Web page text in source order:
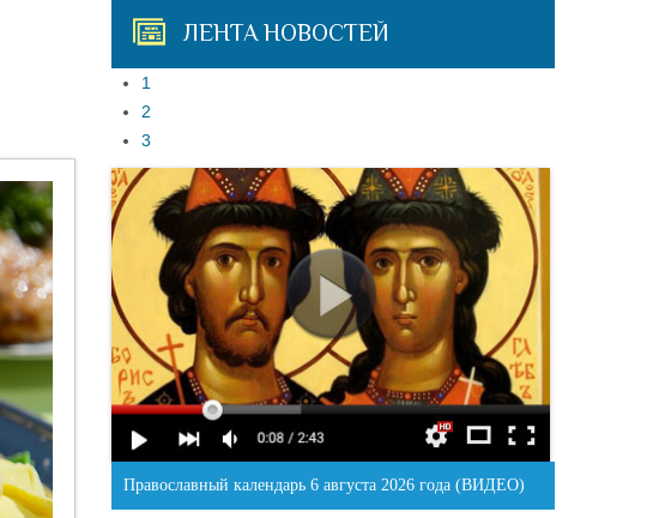
ЛЕНТА НОВОСТЕЙ
1
2
3
Православный календарь 6 августа 2026 года (ВИДЕО)